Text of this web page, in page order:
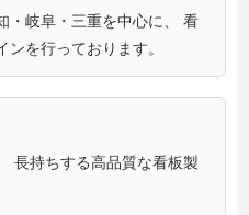
・岐阜・三重を中心に、 看
を行っております。
長持ちする高品質な看板製